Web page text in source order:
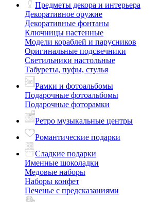
Предметы декора и интерьера
Декоративное оружие
Декоративные фонтаны
Ключницы настенные
Модели кораблей и парусников
Оригинальные подсвечники
Светильники настольные
Табуреты, пуфы, стулья
Рамки и фотоальбомы
Подарочные фотоальбомы
Подарочные фоторамки
Ретро музыкальные центры
Романтические подарки
Сладкие подарки
Именные шоколадки
Медовые наборы
Наборы конфет
Печенье с предсказаниями